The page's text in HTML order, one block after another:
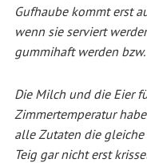
Gufhaube kommt erst
wenn sie serviert
gummihaft werden
Die Milch und die Eier
Zimmertemperatur
alle Zutaten die
Teig gar nicht erst